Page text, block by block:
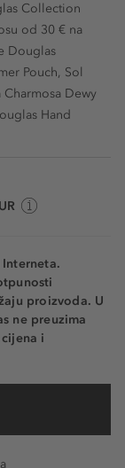
Collection
od 30 € na
Douglas
Pouch, Sol
Dewy
Hand
proizvoda. U
ne preuzima
i